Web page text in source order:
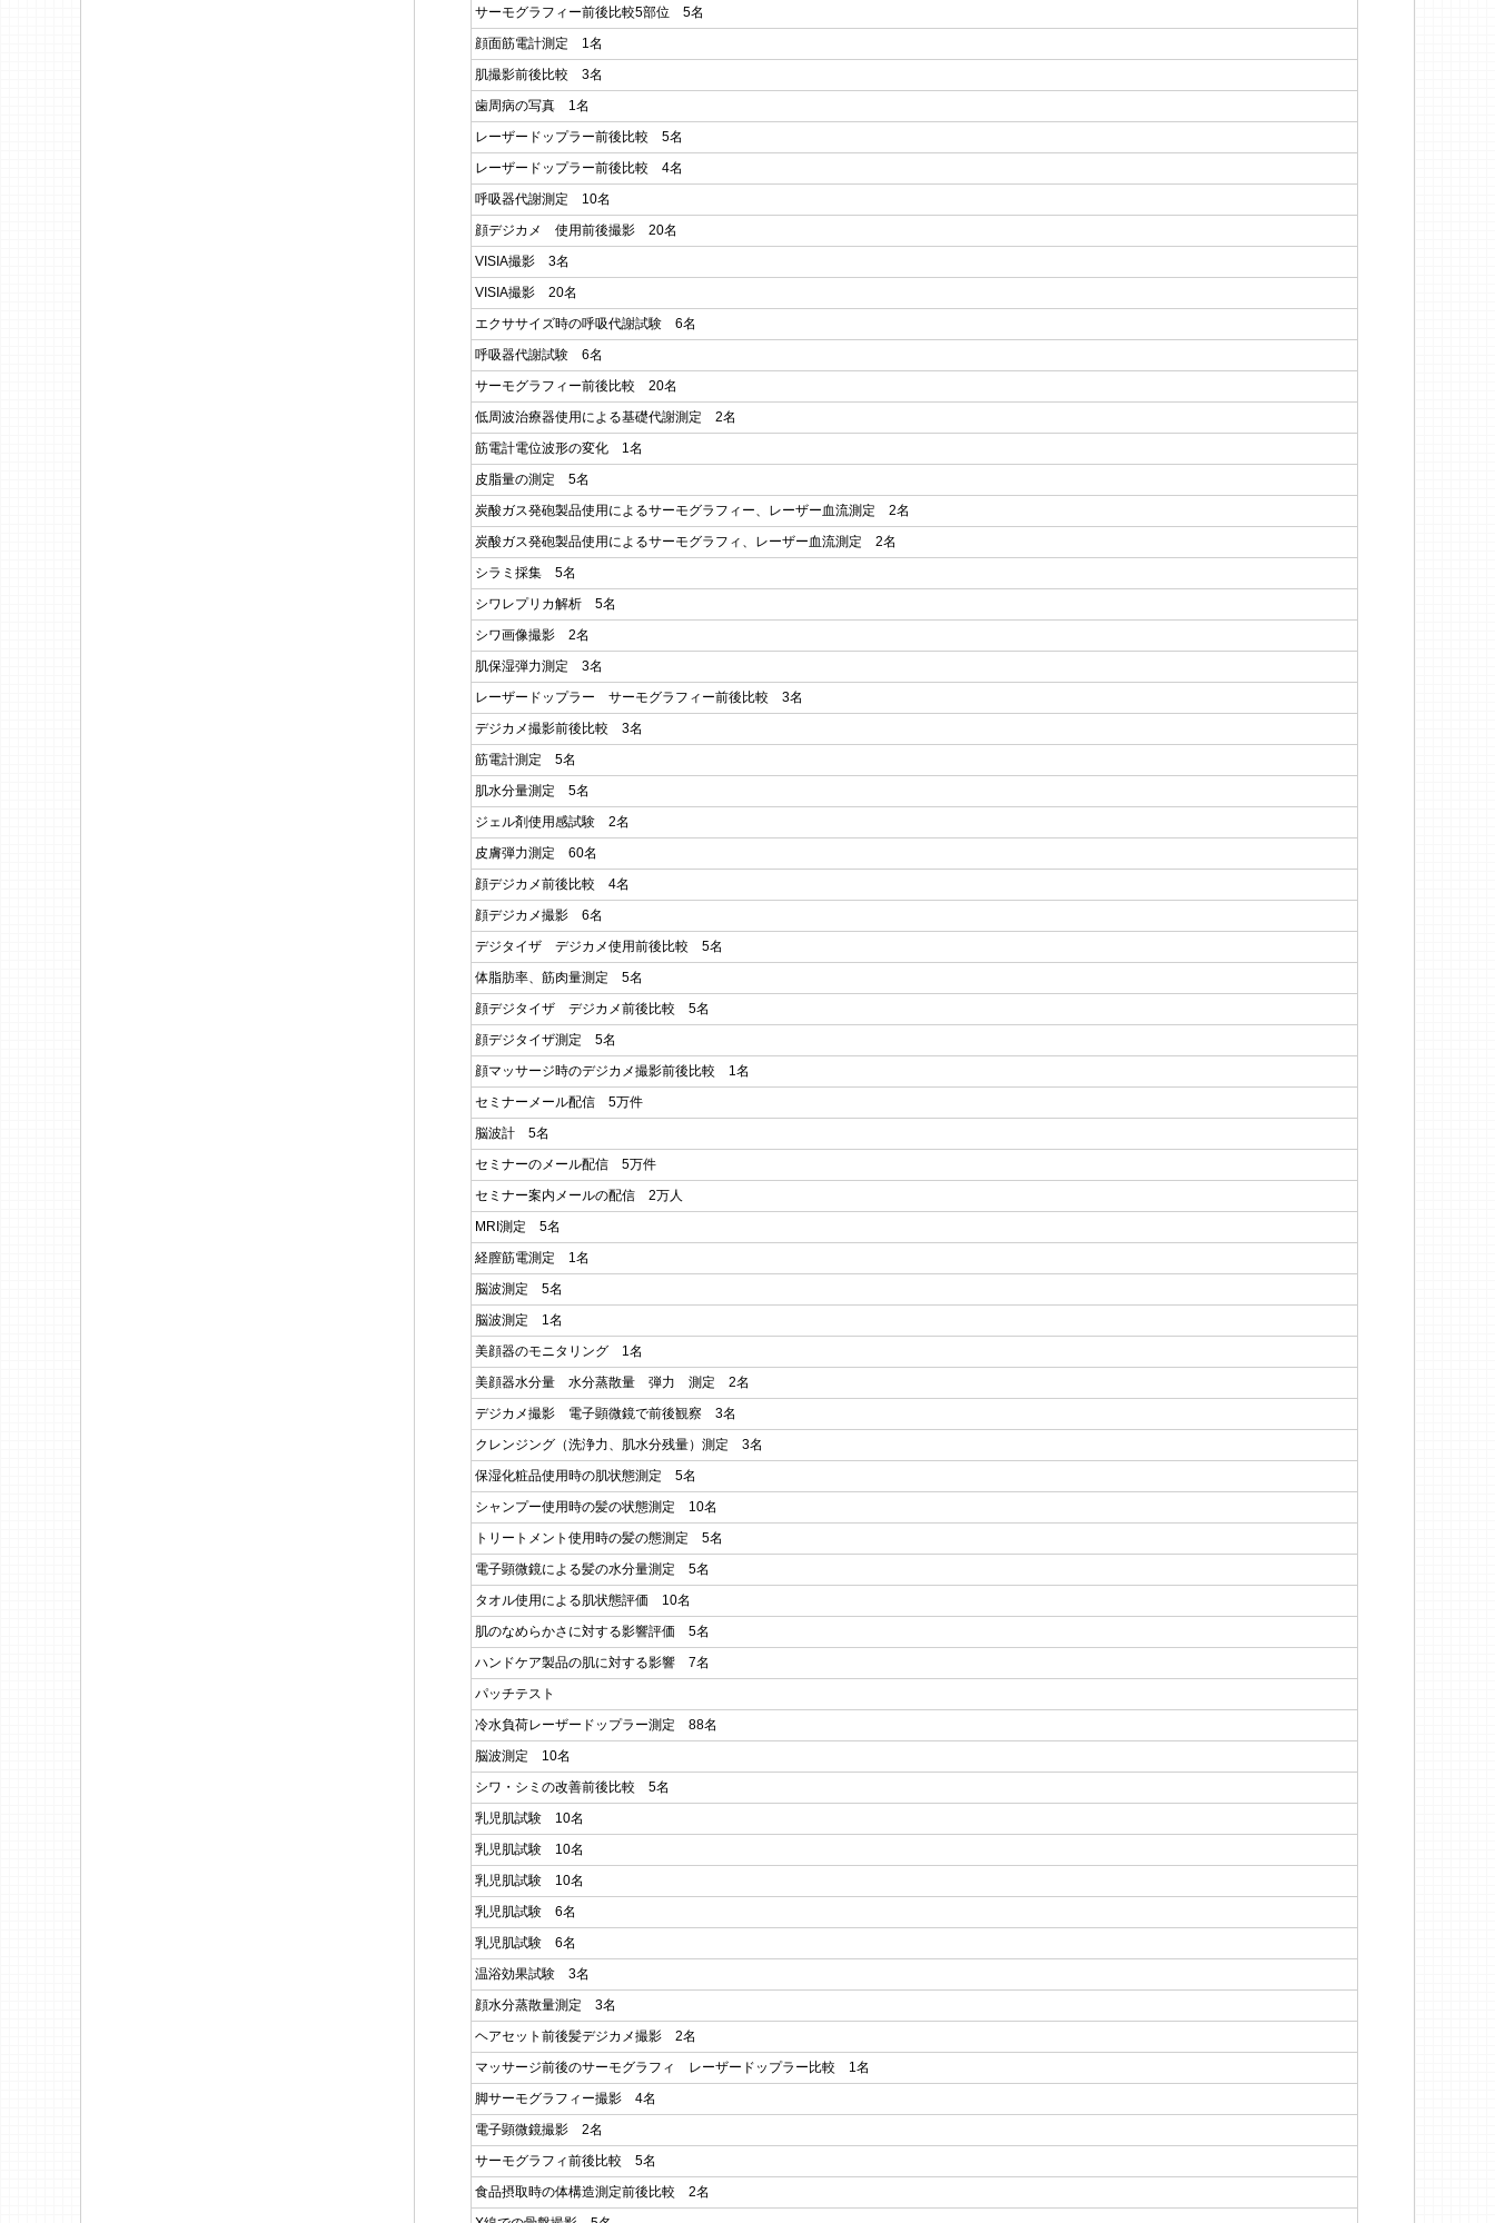
サーモグラフィー前後比較5部位 5名
顔面筋電計測定 1名
肌撮影前後比較 3名
歯周病の写真 1名
レーザードップラー前後比較 5名
レーザードップラー前後比較 4名
呼吸器代謝測定 10名
顔デジカメ 使用前後撮影 20名
VISIA撮影 3名
VISIA撮影 20名
エクササイズ時の呼吸代謝試験 6名
呼吸器代謝試験 6名
サーモグラフィー前後比較 20名
低周波治療器使用による基礎代謝測定 2名
筋電計電位波形の変化 1名
皮脂量の測定 5名
炭酸ガス発砲製品使用によるサーモグラフィー、レーザー血流測定 2名
炭酸ガス発砲製品使用によるサーモグラフィ、レーザー血流測定 2名
シラミ採集 5名
シワレプリカ解析 5名
シワ画像撮影 2名
肌保湿弾力測定 3名
レーザードップラー サーモグラフィー前後比較 3名
デジカメ撮影前後比較 3名
筋電計測定 5名
肌水分量測定 5名
ジェル剤使用感試験 2名
皮膚弾力測定 60名
顔デジカメ前後比較 4名
顔デジカメ撮影 6名
デジタイザ デジカメ使用前後比較 5名
体脂肪率、筋肉量測定 5名
顔デジタイザ デジカメ前後比較 5名
顔デジタイザ測定 5名
顔マッサージ時のデジカメ撮影前後比較 1名
セミナーメール配信 5万件
脳波計 5名
セミナーのメール配信 5万件
セミナー案内メールの配信 2万人
MRI測定 5名
経膣筋電測定 1名
脳波測定 5名
脳波測定 1名
美顔器のモニタリング 1名
美顔器水分量 水分蒸散量 弾力 測定 2名
デジカメ撮影 電子顕微鏡で前後観察 3名
クレンジング（洗浄力、肌水分残量）測定 3名
保湿化粧品使用時の肌状態測定 5名
シャンプー使用時の髪の状態測定 10名
トリートメント使用時の髪の態測定 5名
電子顕微鏡による髪の水分量測定 5名
タオル使用による肌状態評価 10名
肌のなめらかさに対する影響評価 5名
ハンドケア製品の肌に対する影響 7名
パッチテスト
冷水負荷レーザードップラー測定 88名
脳波測定 10名
シワ・シミの改善前後比較 5名
乳児肌試験 10名
乳児肌試験 10名
乳児肌試験 10名
乳児肌試験 6名
乳児肌試験 6名
温浴効果試験 3名
顔水分蒸散量測定 3名
ヘアセット前後髪デジカメ撮影 2名
マッサージ前後のサーモグラフィ レーザードップラー比較 1名
脚サーモグラフィー撮影 4名
電子顕微鏡撮影 2名
サーモグラフィ前後比較 5名
食品摂取時の体構造測定前後比較 2名